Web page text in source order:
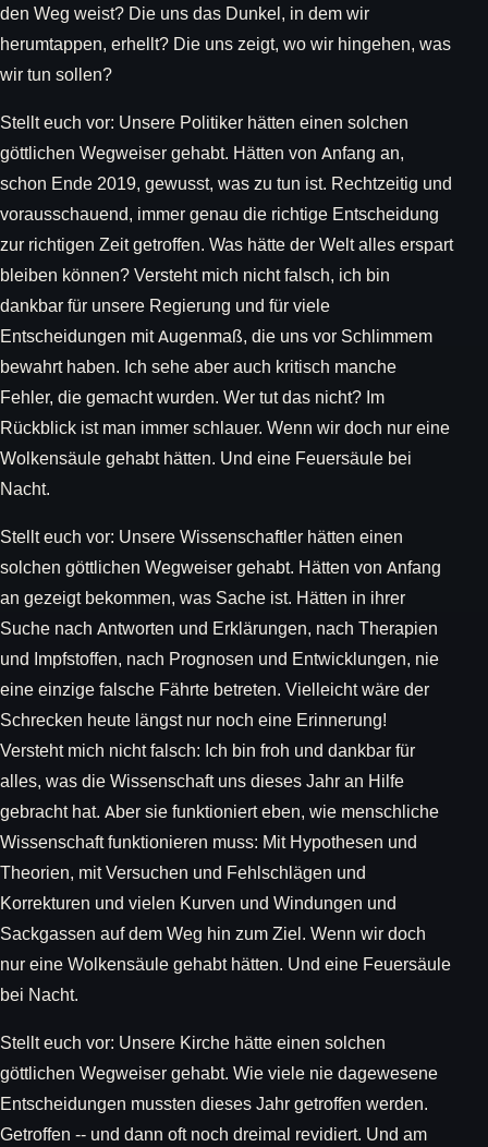
den Weg weist? Die uns das Dunkel, in dem wir
herumtappen, erhellt? Die uns zeigt, wo wir hingehen, was
wir tun sollen?
Stellt euch vor: Unsere Politiker hätten einen solchen
göttlichen Wegweiser gehabt. Hätten von Anfang an,
schon Ende 2019, gewusst, was zu tun ist. Rechtzeitig und
vorausschauend, immer genau die richtige Entscheidung
zur richtigen Zeit getroffen. Was hätte der Welt alles erspart
bleiben können? Versteht mich nicht falsch, ich bin
dankbar für unsere Regierung und für viele
Entscheidungen mit Augenmaß, die uns vor Schlimmem
bewahrt haben. Ich sehe aber auch kritisch manche
Fehler, die gemacht wurden. Wer tut das nicht? Im
Rückblick ist man immer schlauer. Wenn wir doch nur eine
Wolkensäule gehabt hätten. Und eine Feuersäule bei
Nacht.
Stellt euch vor: Unsere Wissenschaftler hätten einen
solchen göttlichen Wegweiser gehabt. Hätten von Anfang
an gezeigt bekommen, was Sache ist. Hätten in ihrer
Suche nach Antworten und Erklärungen, nach Therapien
und Impfstoffen, nach Prognosen und Entwicklungen, nie
eine einzige falsche Fährte betreten. Vielleicht wäre der
Schrecken heute längst nur noch eine Erinnerung!
Versteht mich nicht falsch: Ich bin froh und dankbar für
alles, was die Wissenschaft uns dieses Jahr an Hilfe
gebracht hat. Aber sie funktioniert eben, wie menschliche
Wissenschaft funktionieren muss: Mit Hypothesen und
Theorien, mit Versuchen und Fehlschlägen und
Korrekturen und vielen Kurven und Windungen und
Sackgassen auf dem Weg hin zum Ziel. Wenn wir doch
nur eine Wolkensäule gehabt hätten. Und eine Feuersäule
bei Nacht.
Stellt euch vor: Unsere Kirche hätte einen solchen
göttlichen Wegweiser gehabt. Wie viele nie dagewesene
Entscheidungen mussten dieses Jahr getroffen werden.
Getroffen -- und dann oft noch dreimal revidiert. Und am